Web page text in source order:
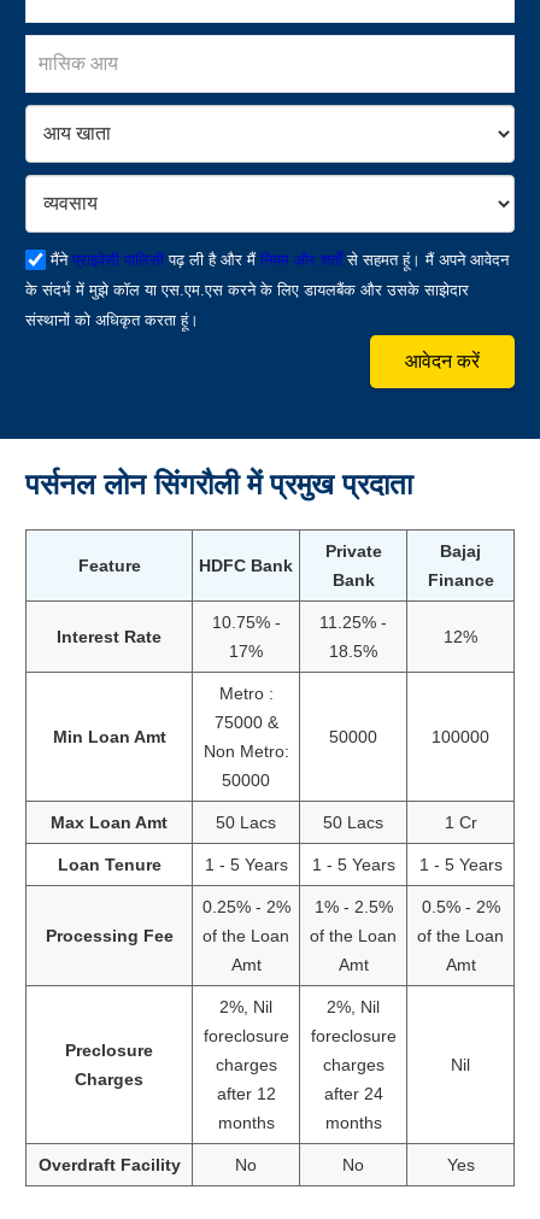
मैंने प्राइवेसी पालिसीपढ़ ली है और मैंनियम और शर्तोंसे सहमत हूं। मैं अपने आवेदन
के संदर्भ में मुझे कॉल या एस.एम.एस करने के लिए डायलबैंक और उसके साझेदार
संस्थानों को अधिकृत करता हूं।
आवेदन करें
पर्सनल लोन सिंगरौली में प्रमुख प्रदाता
Feature HDFC Bank
Private
Bank
Bajaj
Finance
Interest Rate
10.75% -
17%
11.25% -
18.5%
12%
Min Loan Amt
Metro :
75000 &
Non Metro:
50000
50000 100000
Max Loan Amt 50 Lacs 50 Lacs 1 Cr
Loan Tenure 1 - 5 Years 1 - 5 Years 1 - 5 Years
Processing Fee
0.25% - 2%
of the Loan
Amt
1% - 2.5%
of the Loan
Amt
0.5% - 2%
of the Loan
Amt
Preclosure
Charges
2%, Nil
foreclosure
charges
after 12
months
2%, Nil
foreclosure
charges
after 24
months
Nil
Overdraft Facility No No Yes